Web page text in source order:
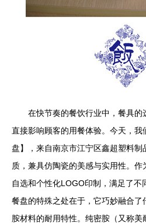
在快节奏的餐饮行业中，餐具
直接影响顾客的用餐体验。今天，我
盘】，来自南京市江宁区鑫超塑料
质，兼具仿陶瓷的美感与实用性。
自选和个性化LOGO印制，满足了
餐盘的特殊之处在于，它巧妙融合
胺材料的耐用特性。纯密胺（又称